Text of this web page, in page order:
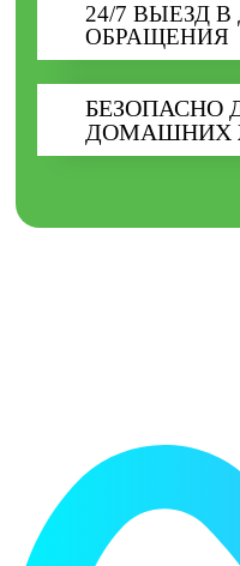
24/7 ВЫЕЗД В
ОБРАЩЕНИЯ​
БЕЗОПАСНО
ДОМАШНИХ